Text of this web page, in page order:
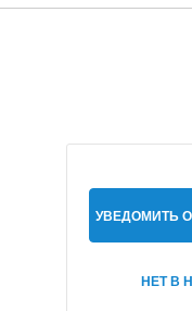
УВЕДОМИТЬ
НЕТ В